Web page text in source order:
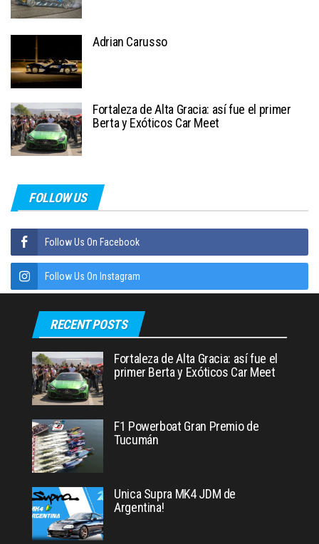
Adrian Carusso
Fortaleza de Alta Gracia: así fue el primer
Berta y Exóticos Car Meet
FOLLOW US
Follow Us On Facebook
Follow Us On Instagram
RECENT POSTS
Fortaleza de Alta Gracia: así fue el
primer Berta y Exóticos Car Meet
F1 Powerboat Gran Premio de
Tucumán
Unica Supra MK4 JDM de
Argentina!